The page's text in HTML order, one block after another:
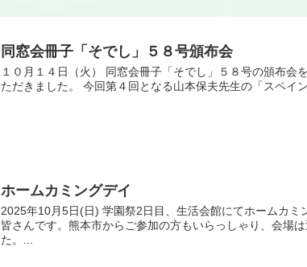
同窓会冊子「そでし」５８号頒布会
１０月１４日（火） 同窓会冊子「そでし」５８号の頒布
ただきました。 今回第４回となる山本保夫先生の「スペイ
ホームカミングデイ
2025年10月5日(日) 学園祭2日目、生活会館にてホームカ
皆さんです。熊本市からご参加の方もいらっしゃり、会場
た。...